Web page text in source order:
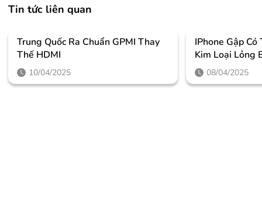
Tin tức liên quan
Trung Quốc Ra Chuẩn GPMI Thay
Thế HDMI
10/04/2025
IPhone Gập
Kim Loại Lỏng
08/04/2025